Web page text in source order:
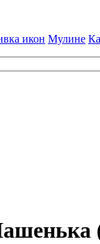
икон Мулине